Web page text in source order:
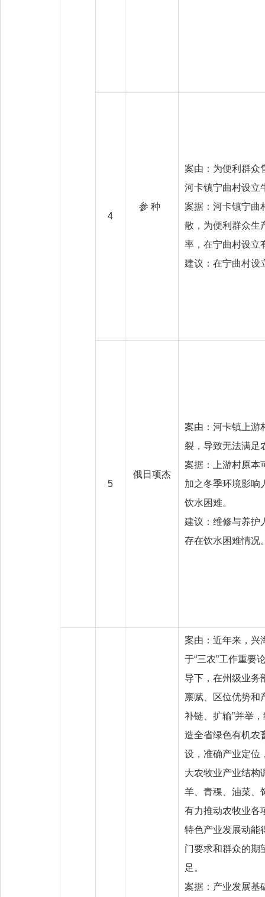
4
参 种
案由：为便利群众
河卡镇宁曲村设立
案据：河卡镇宁曲
散，为便利群众生
率，在宁曲村设立
建议：在宁曲村设
5
俄日项杰
案由：河卡镇上游
裂，导致无法满足
案据：上游村原本
加之冬季环境影响
饮水困难。
建议：维修与养护
存在饮水困难情况
案由：近年来，兴
于“三农”工作重要
导下，在州级业务
禀赋、区位优势和
补链、扩输”并举
造全省绿色有机农
设，准确产业定位
大农牧业产业结构
羊、青稞、油菜、
有力推动农牧业各
特色产业发展动能
门要求和群众的期
足。
案据：产业发展基